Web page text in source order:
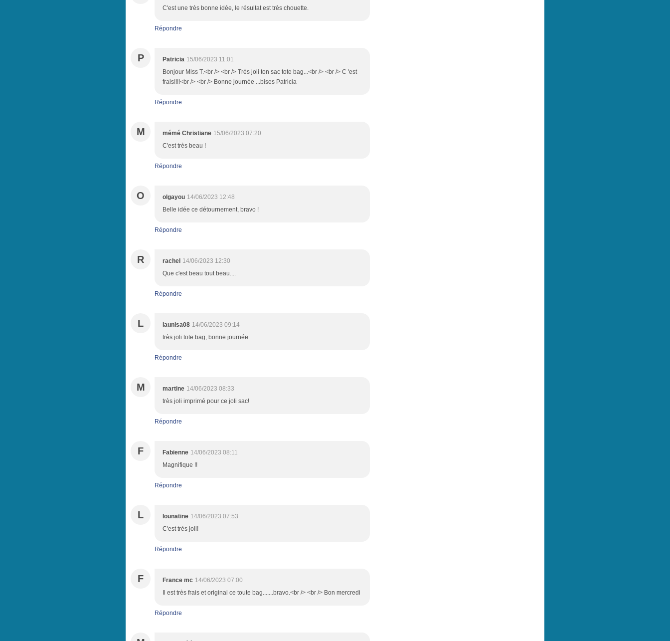
C'est une très bonne idée, le résultat est très chouette.
Répondre
P Patricia 15/06/2023 11:01
Bonjour Miss T.<br /> <br /> Très joli ton sac tote bag...<br /> <br /> C 'est
frais!!!!<br /> <br /> Bonne journée ...bises Patricia
Répondre
M mémé Christiane 15/06/2023 07:20
C'est très beau !
Répondre
O olgayou 14/06/2023 12:48
Belle idée ce détournement, bravo !
Répondre
R rachel 14/06/2023 12:30
Que c'est beau tout beau....
Répondre
L launisa08 14/06/2023 09:14
très joli tote bag, bonne journée
Répondre
M martine 14/06/2023 08:33
très joli imprimé pour ce joli sac!
Répondre
F Fabienne 14/06/2023 08:11
Magnifique !!
Répondre
L lounatine 14/06/2023 07:53
C'est très joli!
Répondre
F France mc 14/06/2023 07:00
Il est très frais et original ce toute bag.......bravo.<br /> <br /> Bon mercredi
Répondre